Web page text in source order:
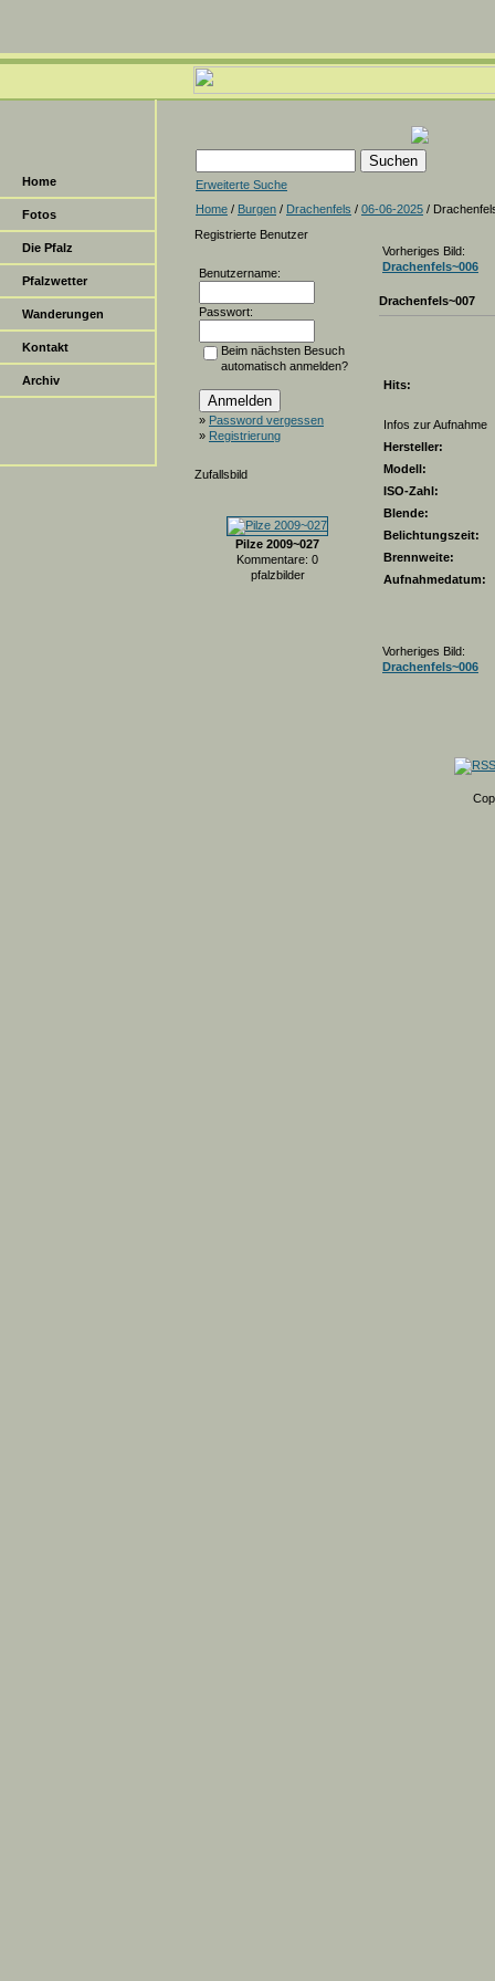
Home
Fotos
Die Pfalz
Pfalzwetter
Wanderungen
Kontakt
Archiv
Erweiterte Suche
Home / Burgen / Drachenfels / 06-06-2025 /
Registrierte Benutzer
Benutzername:
Passwort:
Beim nächsten Besuch
automatisch anmelden?
» Password vergessen
» Registrierung
Zufallsbild
Pilze 2009~027
Kommentare: 0
pfalzbilder
Vorheriges Bild:
Drachenfels~006
Drachenfels~007
Hits:
Infos zur Aufnahme
Hersteller:
Modell:
ISO-Zahl:
Blende:
Belichtungszeit:
Brennweite:
Aufnahmedatum:
Vorheriges Bild:
Drachenfels~006